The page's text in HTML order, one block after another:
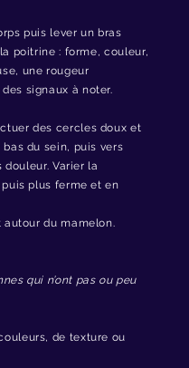
puis lever un bras
poitrine : forme, couleur,
une rougeur
signaux à noter.
des cercles doux et
du sein, puis vers
douleur. Varier la
plus ferme et en
autour du mamelon.
qui n’ont pas ou peu
de texture ou